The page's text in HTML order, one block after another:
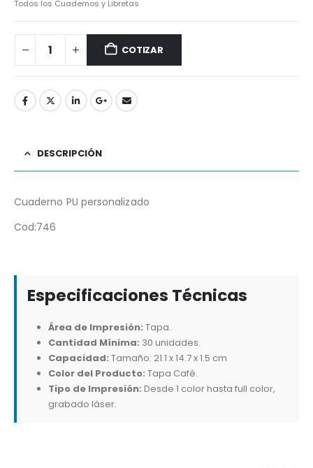
Todos los Cuadernos y Libretas
COTIZAR
DESCRIPCIÓN
Cuaderno PU personalizado
Cod:746
Especificaciones Técnicas
Área de Impresión: Tapa.
Cantidad Mínima: 30 unidades.
Capacidad: Tamaño: 21.1 x 14.7 x 1.5 cm
Color del Producto: Tapa Café.
Tipo de Impresión: Desde 1 color hasta full color,
grabado láser.